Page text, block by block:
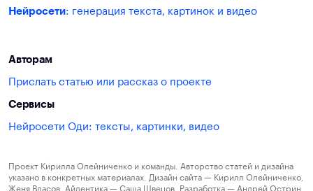
Нейросети: генерация текста, картинок и видео
Авторам
Прислать статью или рассказ о проекте
Сервисы
Нейросети Оди: тексты, картинки, видео
Проект Кирилла Олейниченко и команды. Авторство статей и дизайна
указано в конкретных материалах. Дизайн сайта — Кирилл Олейниченко,
Женя Власов. Айдентика — Саша Швецов. Разработка — Андрей Острин.